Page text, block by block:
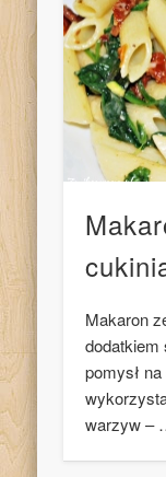
Makaron
dodatkiem
pomysł
warzyw –